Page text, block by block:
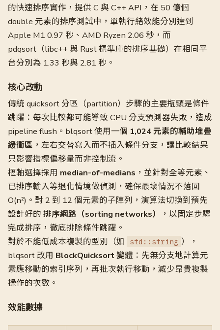
的快速排序實作，提供 C 與 C++ API，在 50 億個
double 元素的排序測試中，單執行緒效能分別達到
Apple M1 0.97 秒、AMD Ryzen 2.06 秒，而
pdqsort（libc++ 與 Rust 標準庫的排序基礎）在相同平
台分別為 1.33 秒與 2.81 秒。
核心改動
傳統 quicksort 分區（partition）步驟的主要瓶頸是條件
跳躍：每次比較都可能導致 CPU 分支預測器失敗，造成
pipeline flush。blqsort 使用一個 1,024 元素的輔助堆疊
緩衝區 ，左右交替寫入而不插入條件分支，讓比較結果
只影響指標偏移量而非控制流。
樞軸選擇採用 median-of-medians ，並針對全等元素、
已排序輸入等退化情境做偵測，確保最壞情況不落回
O(n²)。對 2 到 12 個元素的子陣列，演算法切換到預先
設計好的 排序網路（sorting networks）
，以固定步驟
完成排序，徹底排除條件跳躍。
對於不能低成本複製的型別（如
std::string ），
blqsort 改用 BlockQuicksort 變體 ：先無分支地計算元
素應移動的索引序列，再批次執行移動，減少昂貴複製
操作的次數。
效能數據